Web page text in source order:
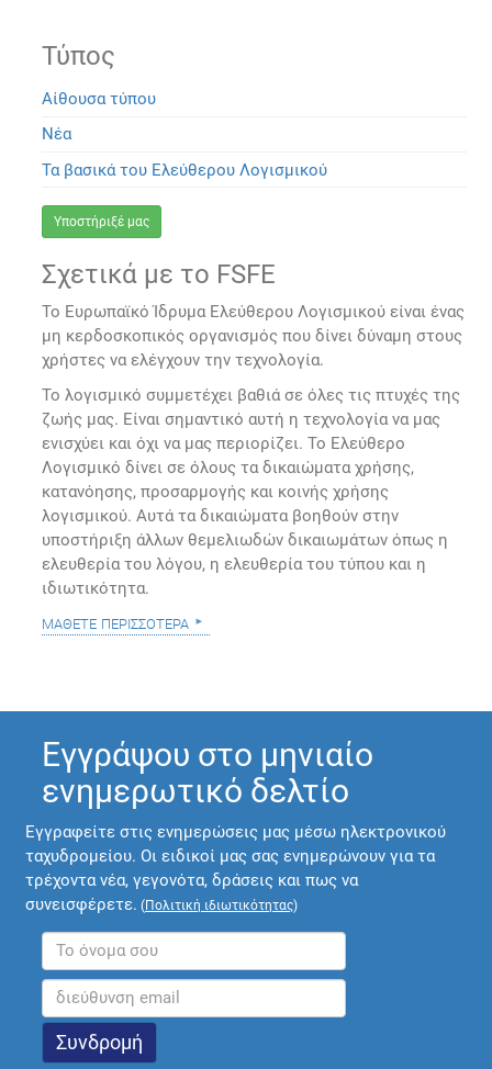
Τύπος
Αίθουσα τύπου
Νέα
Τα βασικά του Ελεύθερου Λογισμικού
Υποστήριξέ μας
Σχετικά με το FSFE
Το Ευρωπαϊκό Ίδρυμα Ελεύθερου Λογισμικού είναι ένας
μη κερδοσκοπικός οργανισμός που δίνει δύναμη στους
χρήστες να ελέγχουν την τεχνολογία.
Το λογισμικό συμμετέχει βαθιά σε όλες τις πτυχές της
ζωής μας. Είναι σημαντικό αυτή η τεχνολογία να μας
ενισχύει και όχι να μας περιορίζει. Το Ελεύθερο
Λογισμικό δίνει σε όλους τα δικαιώματα χρήσης,
κατανόησης, προσαρμογής και κοινής χρήσης
λογισμικού. Αυτά τα δικαιώματα βοηθούν στην
υποστήριξη άλλων θεμελιωδών δικαιωμάτων όπως η
ελευθερία του λόγου, η ελευθερία του τύπου και η
ιδιωτικότητα.
μάθετε περισσότερα
Εγγράψου στο μηνιαίο
ενημερωτικό δελτίο
Εγγραφείτε στις ενημερώσεις μας μέσω ηλεκτρονικού
ταχυδρομείου. Οι ειδικοί μας σας ενημερώνουν για τα
τρέχοντα νέα, γεγονότα, δράσεις και πως να
συνεισφέρετε. (Πολιτική ιδιωτικότητας)